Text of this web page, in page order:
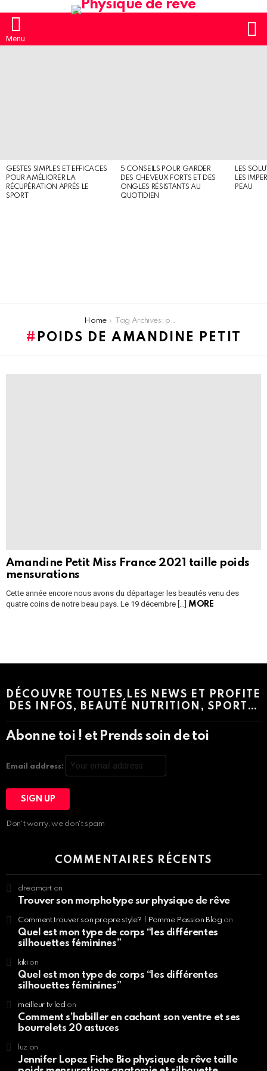
Menu
GESTES SIMPLES ET EFFICACES
POUR AMÉLIORER LA
RÉCUPÉRATION APRÈS LE
SPORT
5 CONSEILS POUR GARDER
DES CHEVEUX FORTS ET DES
ONGLES RÉSISTANTS AU
QUOTIDIEN
LES
LES
PEAU
Home Tag Archives: poids de Amandine Petit
POIDS DE AMANDINE PETIT
Amandine Petit Miss France 2021 taille poids
mensurations
Cette année encore nous avons du départager les beautés venu des
quatre coins de notre beau pays. Le 19 décembre […] MORE
DÉCOUVRE TOUTES LES NEWS ET PROFITE
DES INFOS, BEAUTÉ NUTRITION, SPORT…
Abonne toi ! et Prends soin de toi
Email address:
Don't worry, we don't spam
COMMENTAIRES RÉCENTS
dreamart on
Trouver son morphotype sur physique de rêve
Comment trouver son propre style? | Pomme Passion Blog on
Quel est mon type de corps “les différentes
silhouettes féminines”
kikion
Quel est mon type de corps “les différentes
silhouettes féminines”
meilleur tv led on
Comment s’habiller en cachant son ventre et ses
bourrelets 20 astuces
luzon
Jennifer Lopez Fiche Bio physique de rêve taille